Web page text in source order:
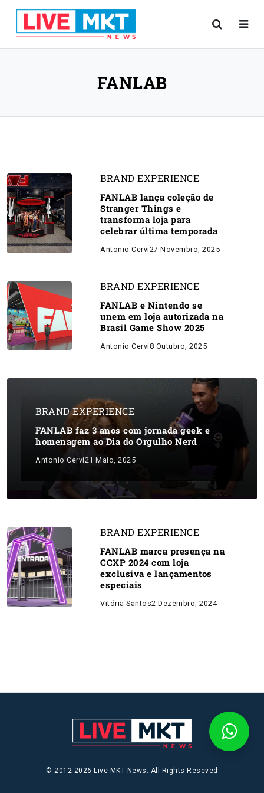
FANLAB
BRAND EXPERIENCE
FANLAB lança coleção de
Stranger Things e
transforma loja para
celebrar última temporada
Antonio Cervi27 Novembro, 2025
BRAND EXPERIENCE
FANLAB e Nintendo se
unem em loja autorizada na
Brasil Game Show 2025
Antonio Cervi8 Outubro, 2025
BRAND EXPERIENCE
FANLAB faz 3 anos com jornada geek e
homenagem ao Dia do Orgulho Nerd
Antonio Cervi21 Maio, 2025
BRAND EXPERIENCE
FANLAB marca presença na
CCXP 2024 com loja
exclusiva e lançamentos
especiais
Vitória Santos2 Dezembro, 2024
© 2012-2026 Live MKT News. All Rights Reseved